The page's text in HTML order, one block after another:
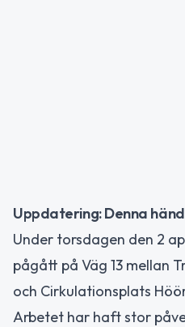
Uppdatering: Denna
Under torsdagen den 2
pågått på Väg 13 mellan
och Cirkulationsplats
Arbetet har haft stor